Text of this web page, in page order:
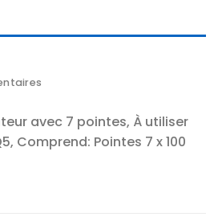
avec 7 pointes, À utiliser
Comprend: Pointes 7 x 100